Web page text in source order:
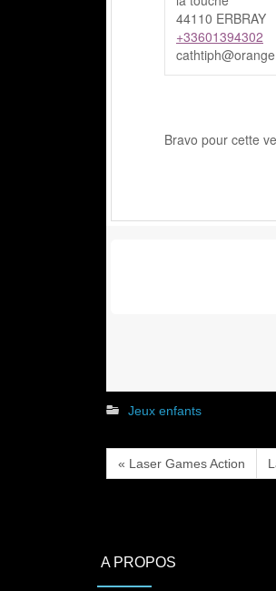
44110 ERBRAY
+33601394302
Bravo pour cette
Jeux enfants
« Laser Games Action
A PROPOS